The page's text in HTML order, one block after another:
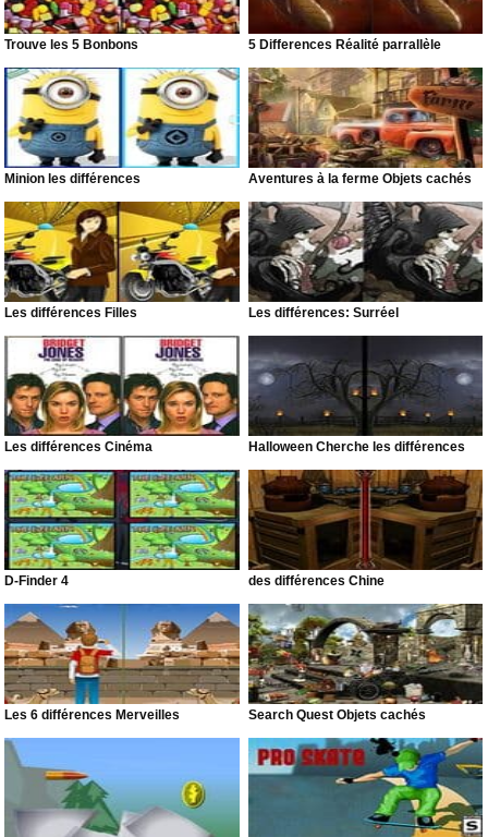
Trouve les 5 Bonbons 5 Differences Réalité parrallèle
Minion les différences Aventures à la ferme Objets cachés
Les différences Filles Les différences: Surréel
Les différences Cinéma Halloween Cherche les différences
D-Finder 4 des différences Chine
Les 6 différences Merveilles Search Quest Objets cachés